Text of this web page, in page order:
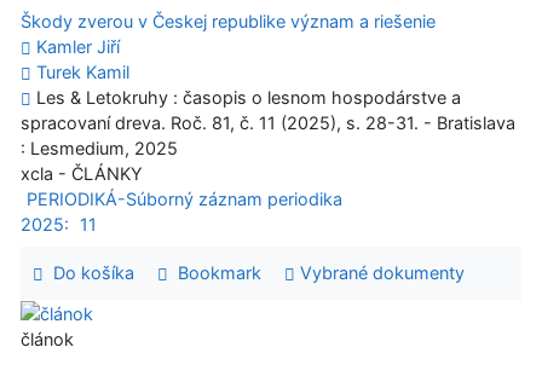
Škody zverou v Českej republike význam a riešenie
Kamler Jiří
Turek Kamil
Les & Letokruhy : časopis o lesnom hospodárstve a
spracovaní dreva. Roč. 81, č. 11 (2025), s. 28-31. - Bratislava
: Lesmedium, 2025
xcla - ČLÁNKY
PERIODIKÁ-Súborný záznam periodika
2025:
11
Do košíka Bookmark Vybrané dokumenty
článok